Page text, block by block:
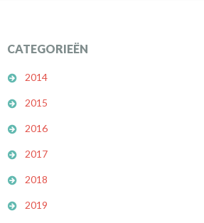
CATEGORIEËN
2014
2015
2016
2017
2018
2019